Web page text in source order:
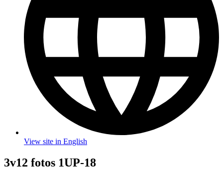
View site in English
3v12 fotos 1UP-18